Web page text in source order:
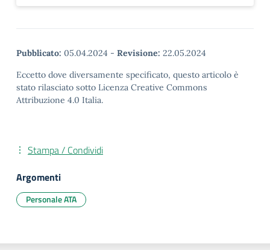
Pubblicato: 05.04.2024 - Revisione: 22.05.2024
Eccetto dove diversamente specificato, questo articolo è
stato rilasciato sotto Licenza Creative Commons
Attribuzione 4.0 Italia.
Stampa / Condividi
Argomenti
Personale ATA